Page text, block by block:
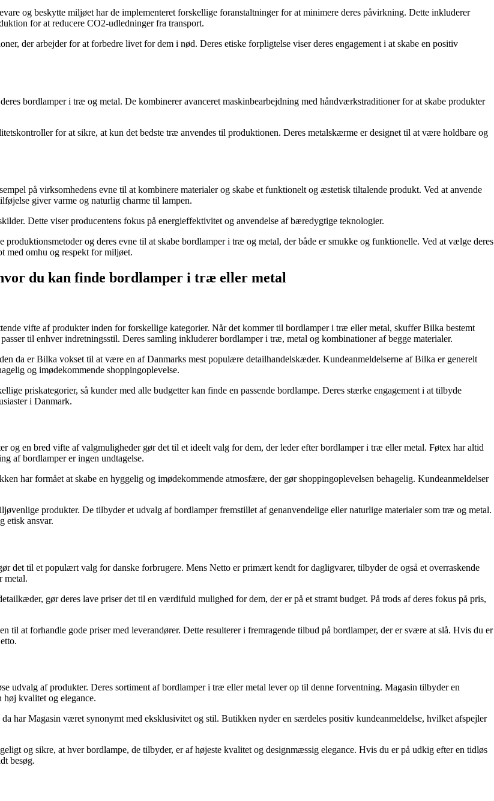
og beskytte miljøet har de implementeret forskellige foranstaltninger for at minimere deres påvirkning. Dette inkluderer
for at reducere CO2-udledninger fra transport.
der arbejder for at forbedre livet for dem i nød. Deres etiske forpligtelse viser deres engagement i at skabe en positiv
bordlamper i træ og metal. De kombinerer avanceret maskinbearbejdning med håndværkstraditioner for at skabe produkter
for at sikre, at kun det bedste træ anvendes til produktionen. Deres metalskærme er designet til at være holdbare og
på virksomhedens evne til at kombinere materialer og skabe et funktionelt og æstetisk tiltalende produkt. Ved at anvende
giver varme og naturlig charme til lampen.
Dette viser producentens fokus på energieffektivitet og anvendelse af bæredygtige teknologier.
og deres evne til at skabe bordlamper i træ og metal, der både er smukke og funktionelle. Ved at vælge deres
med omhu og respekt for miljøet.
du kan finde bordlamper i træ eller metal
vifte af produkter inden for forskellige kategorier. Når det kommer til bordlamper i træ eller metal, skuffer Bilka bestemt
til enhver indretningsstil. Deres samling inkluderer bordlamper i træ, metal og kombinationer af begge materialer.
da er Bilka vokset til at være en af Danmarks mest populære detailhandelskæder. Kundeanmeldelserne af Bilka er generelt
og imødekommende shoppingoplevelse.
priskategorier, så kunder med alle budgetter kan finde en passende bordlampe. Deres stærke engagement i at tilbyde
i Danmark.
og en bred vifte af valgmuligheder gør det til et ideelt valg for dem, der leder efter bordlamper i træ eller metal. Føtex har altid
af bordlamper er ingen undtagelse.
har formået at skabe en hyggelig og imødekommende atmosfære, der gør shoppingoplevelsen behagelig. Kundeanmeldelser
produkter. De tilbyder et udvalg af bordlamper fremstillet af genanvendelige eller naturlige materialer som træ og metal.
etisk ansvar.
det til et populært valg for danske forbrugere. Mens Netto er primært kendt for dagligvarer, tilbyder de også et overraskende
metal.
gør deres lave priser det til en værdifuld mulighed for dem, der er på et stramt budget. På trods af deres fokus på pris,
at forhandle gode priser med leverandører. Dette resulterer i fremragende tilbud på bordlamper, der er svære at slå. Hvis du er
udvalg af produkter. Deres sortiment af bordlamper i træ eller metal lever op til denne forventning. Magasin tilbyder en
høj kvalitet og elegance.
har Magasin været synonymt med eksklusivitet og stil. Butikken nyder en særdeles positiv kundeanmeldelse, hvilket afspejler
og sikre, at hver bordlampe, de tilbyder, er af højeste kvalitet og designmæssig elegance. Hvis du er på udkig efter en tidløs
besøg.